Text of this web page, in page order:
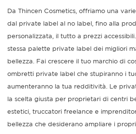
Da Thincen Cosmetics, offriamo una
dal private label al no label, fino alla
personalizzata, il tutto a prezzi
stessa palette private label dei migliori
bellezza. Fai crescere il tuo marchio di
ombretti private label che stupiranno i
aumenteranno la tua redditività. Le
la scelta giusta per proprietari di centri
estetici, truccatori freelance e
bellezza che desiderano ampliare i